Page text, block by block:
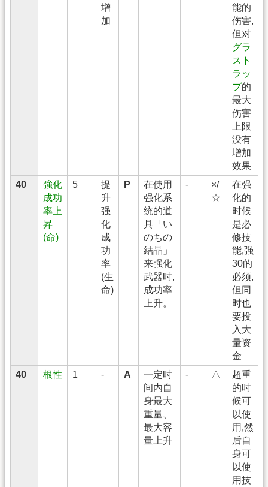
增
加
能的
伤害,
但对
グラ
スト
ラッ
プ的
最大
伤害
上限
没有
增加
效果
40
強化
成功
率上
昇
(命)
5
提
升
强
化
成
功
率
(生
命)
P
在使用
强化系
统的道
具「い
のちの
結晶」
来强化
武器时,
成功率
上升。
-
×/
☆
在强
化的
时候
是必
修技
能,强
30的
必须,
但同
时也
要投
入大
量资
金
40
根性 1 - A
一定时
间内自
身最大
重量、
最大容
量上升
- △
超重
的时
候可
以使
用,然
后自
身可
以使
用技